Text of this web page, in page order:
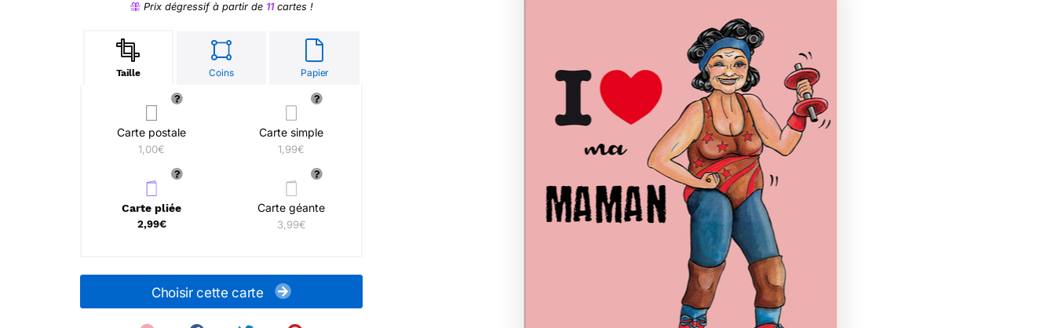
Prix dégressif à partir de 11cartes !
Taille Coins Papier
Carte postale
1,00€
Carte simple
1,99€
Carte pliée
2,99€
Carte géante
3,99€
Choisir cette carte